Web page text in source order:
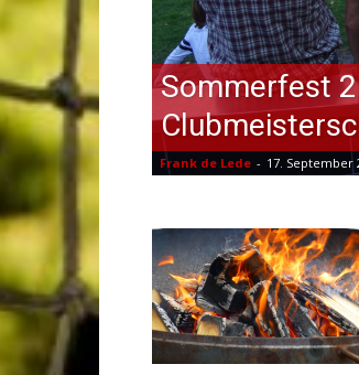
Sommerfest
Frank de Lede - 17. September